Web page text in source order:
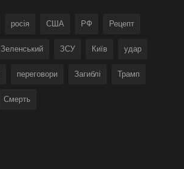
росія США РФ Рецепт
Зеленський ЗСУ Київ удар
переговори Загиблі Трамп
Смерть